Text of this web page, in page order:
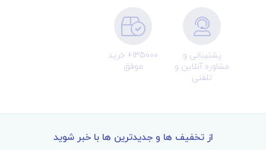
پشتیبانی و
مشاوره آنلاین و
تلفنی
135000+ خرید
موفق
از تخفیف ها و جدیدترین ها با خبر شوید